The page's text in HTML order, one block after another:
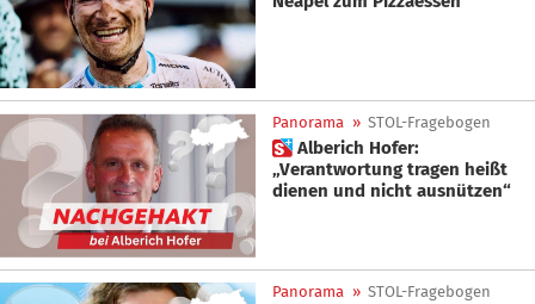
Panorama » STOL-Fragebogen
 Alberich Hofer:
„Verantwortung tragen heißt
dienen und nicht ausnützen“
Panorama » STOL-Fragebogen